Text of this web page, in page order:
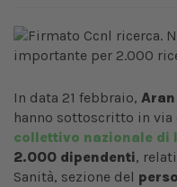
In data 21 febbraio, Aran
hanno sottoscritto in
collettivo nazionale di
2.000 dipendenti,
Sanità, sezione del